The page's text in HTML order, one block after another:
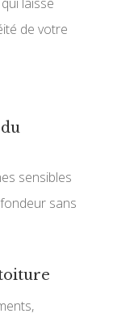
de votre
sensibles
sans